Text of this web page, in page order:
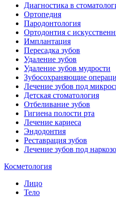
Диагностика в
Ортопедия
Пародонтология
Ортодонтия с
Имплантация
Пересадка зубов
Удаление зубов
Удаление зубов мудрости
Зубосохраняющие
Лечение зубов под
Детская стоматология
Отбеливание зубов
Гигиена полости рта
Лечение кариеса
Эндодонтия
Реставрация зубов
Лечение зубов под
Косметология
Лицо
Тело